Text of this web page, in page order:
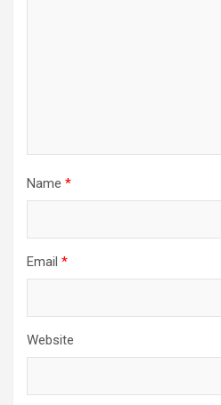
Name *
Email *
Website